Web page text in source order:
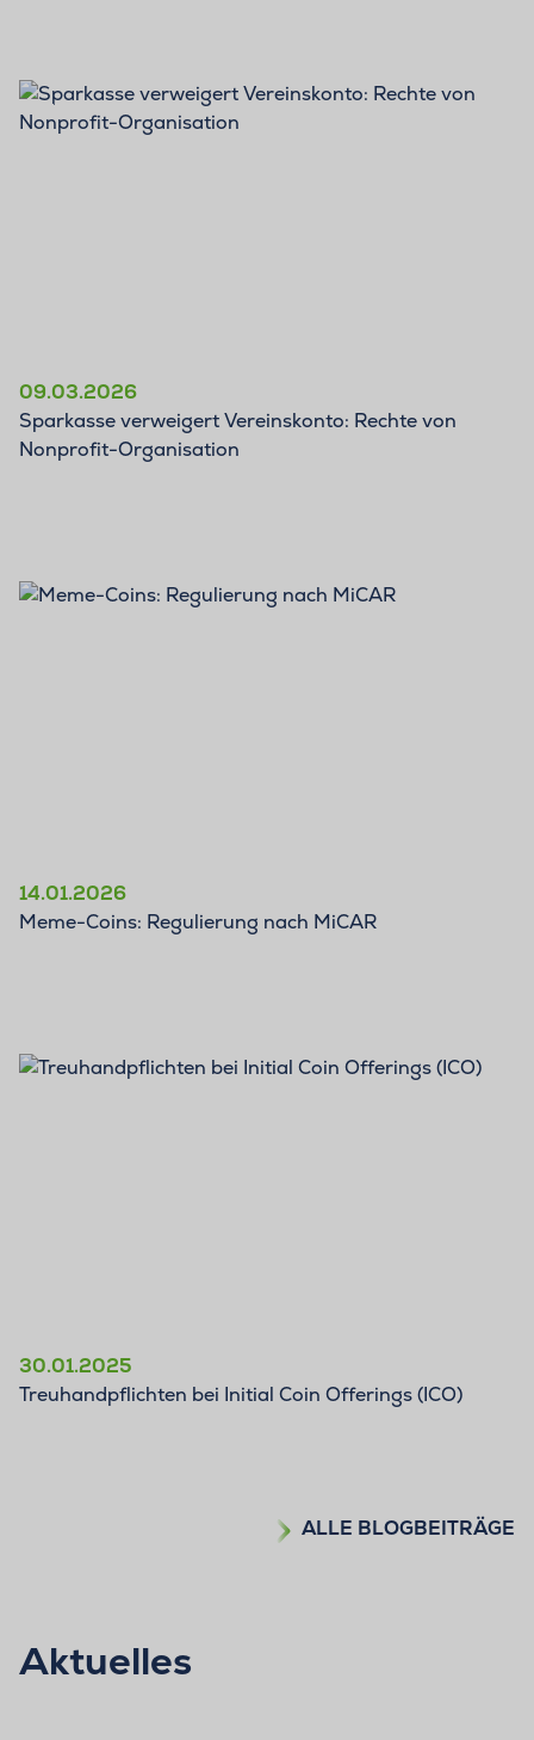
BLOG
09.03.2026
Sparkasse verweigert Vereinskonto: Rechte von
Nonprofit-Organisation
14.01.2026
Meme-Coins: Regulierung nach MiCAR
30.01.2025
Treuhandpflichten bei Initial Coin Offerings (ICO)
ALLE BLOGBEITRÄGE
Aktuelles